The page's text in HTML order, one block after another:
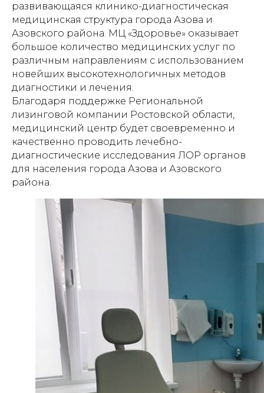
развивающаяся клинико-диагностическая
медицинская структура города Азова и
Азовского района. МЦ «Здоровье» оказывает
большое количество медицинских услуг по
различным направлениям с использованием
новейших высокотехнологичных методов
диагностики и лечения.
Благодаря поддержке Региональной
лизинговой компании Ростовской области,
медицинский центр будет своевременно и
качественно проводить лечебно-
диагностические исследования ЛОР органов
для населения города Азова и Азовского
района.